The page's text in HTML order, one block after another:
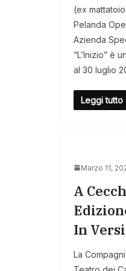
(ex
Pelanda
Azienda
“L’Inizio” è
al 30 luglio
Leggi tutto
Marzo 11,
A
In
La